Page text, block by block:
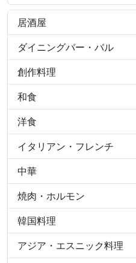
居酒屋
ダイニングバー・バル
創作料理
和食
洋食
イタリアン・フレンチ
中華
焼肉・ホルモン
韓国料理
アジア・エスニック料理